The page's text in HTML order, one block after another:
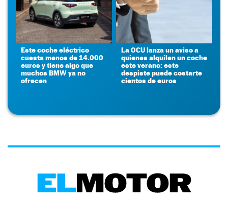
Este coche eléctrico
cuesta menos de 14.000
euros y tiene algo que
muchos BMW ya no
ofrecen
La OCU lanza un aviso a
quienes alquilen un coche
este verano: este
despiste puede costarte
cientos de euros